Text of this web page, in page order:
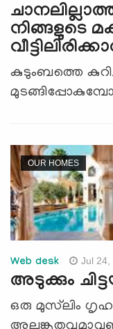
നിങ്ങളുടെ
കുടുംബത്തെ
OUR HOMES
Web desk Jul 24,
അടുക്കും
ഒരു മുസ്‌ലിം